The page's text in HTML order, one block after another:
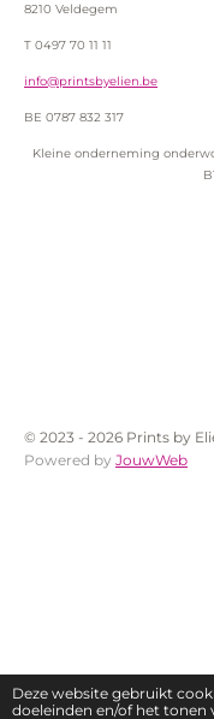
Deze website gebruikt
doeleinden en/of het tonen
8210 Veldegem
T 0497 70 11 11
info@printsbyelien.be
BE 0787 832 317
Kleine onderneming
© 2023 - 2026 Prints by
Powered by JouwWeb